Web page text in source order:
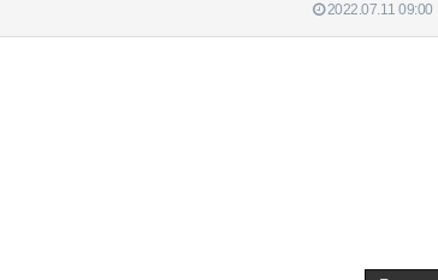
2022.07.11 09:00